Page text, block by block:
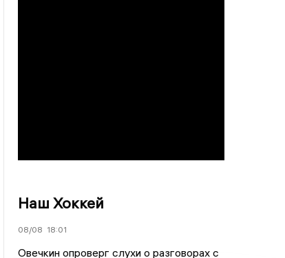
Наш Хоккей
08/08 18:01
Овечкин опроверг слухи о разговорах с